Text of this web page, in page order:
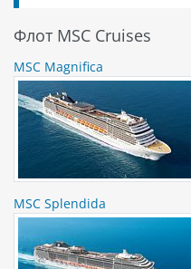
Флот MSC Cruises
MSC Magnifica
MSC Splendida